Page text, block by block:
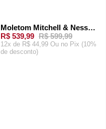
-10%Moletom Mitchell & Ness Careca Collab Baw x NFL Azul Marinho
R$ 539,99 R$ 599,99
12x de R$ 44,99 Ou no Pix (10%
de desconto)